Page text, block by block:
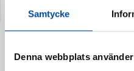
Samtycke
Denna webbplats